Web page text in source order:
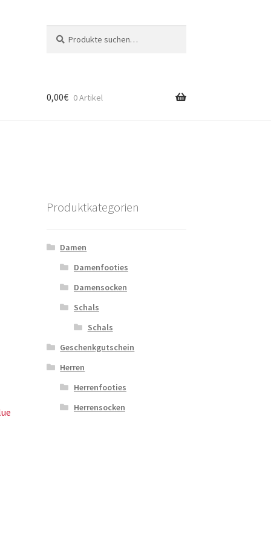
nach:
0,00€ 0 Artikel
Produktkategorien
Damen
Damenfooties
Damensocken
Schals
Schals
Geschenkgutschein
Herren
Herrenfooties
Herrensocken